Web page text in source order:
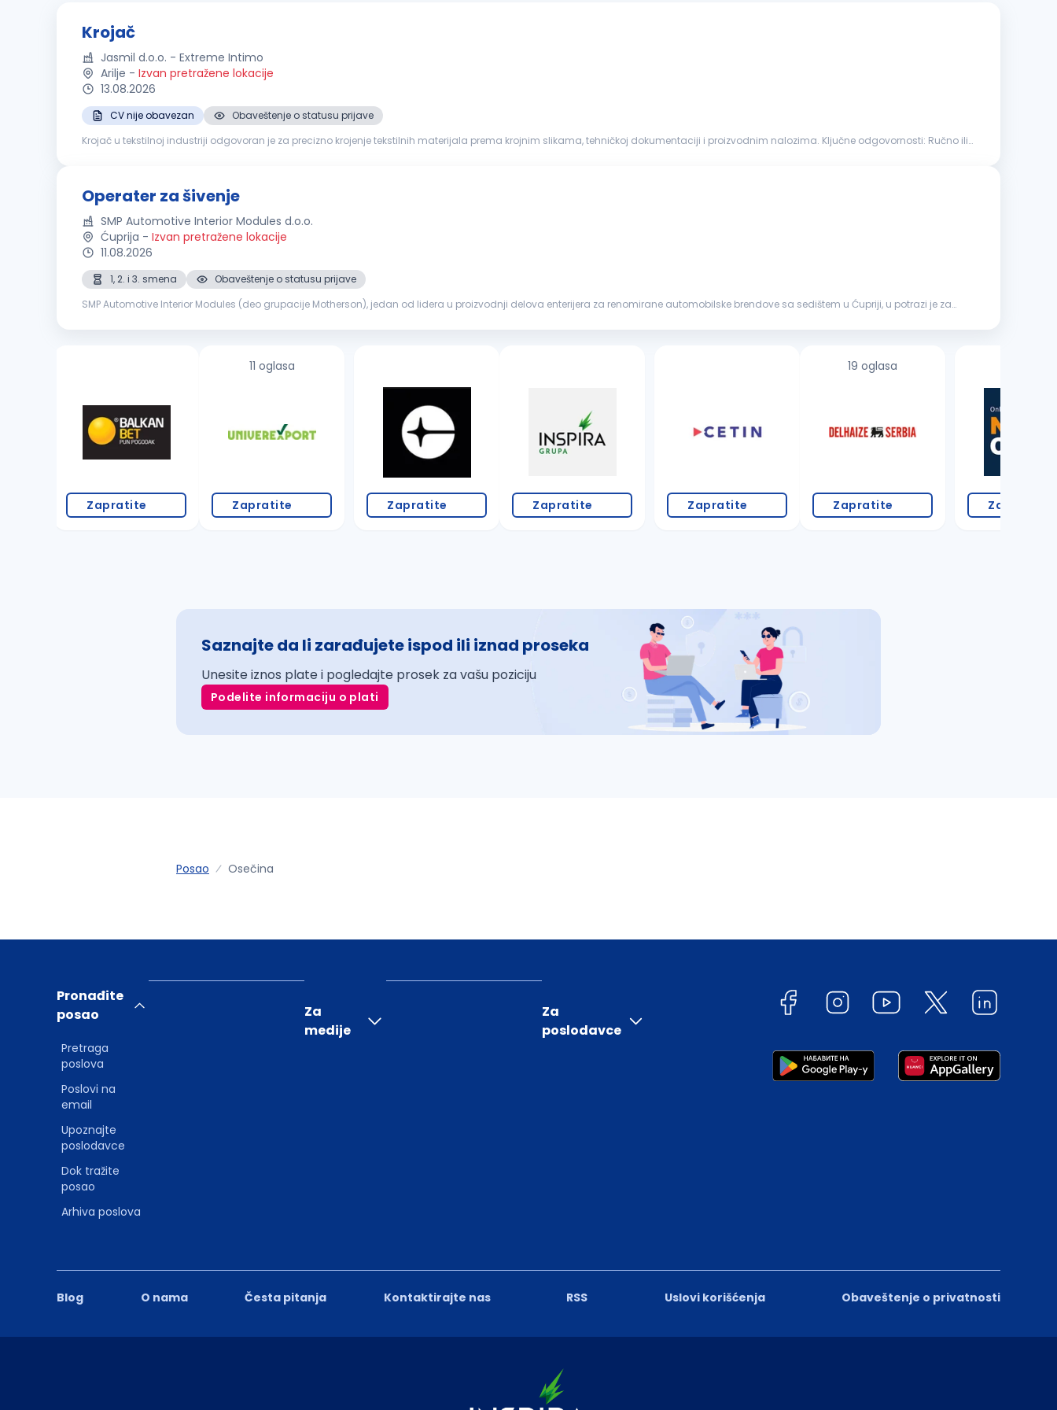
Krojač
Jasmil d.o.o. - Extreme Intimo
Arilje - Izvan pretražene lokacije
13.08.2026
CV nije obavezan
Obaveštenje o statusu prijave
Krojač u tekstilnoj industriji odgovoran je za precizno krojenje tekstilnih materijala prema krojnim slikama, tehničkoj dokumentaciji i proizvodnim nalozima. Ključne odgovornosti: Ručno ili
Operater za šivenje
SMP Automotive Interior Modules d.o.o.
Ćuprija - Izvan pretražene lokacije
11.08.2026
1, 2. i 3. smena
Obaveštenje o statusu prijave
SMP Automotive Interior Modules (deo grupacije Motherson), jedan od lidera u proizvodnji delova enterijera za renomirane automobilske brendove sa sedištem u Ćupriji, u potrazi je za
Zapratite
11 oglasa
Zapratite Zapratite Zapratite Zapratite
19 oglasa
Zapratite Zapratite
Saznajte da li zarađujete ispod ili iznad proseka
Unesite iznos plate i pogledajte prosek za vašu poziciju
Podelite informaciju o plati
Posao Osečina
Blog O nama Česta pitanja Kontaktirajte nas RSS Uslovi korišćenja Obaveštenje o privatnosti
Pronađite
posao
Pretraga
poslova
Poslovi na
email
Upoznajte
poslodavce
Dok tražite
posao
Arhiva poslova
Za
medije
Za
poslodavce